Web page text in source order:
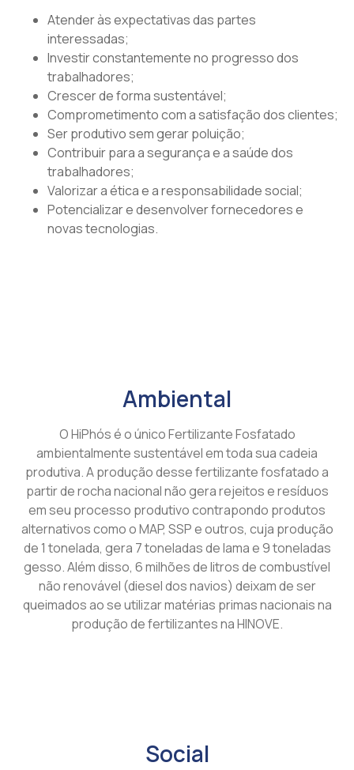
Atender às expectativas das partes
interessadas;
Investir constantemente no progresso dos
trabalhadores;
Crescer de forma sustentável;
Comprometimento com a satisfação dos clientes;
Ser produtivo sem gerar poluição;
Contribuir para a segurança e a saúde dos
trabalhadores;
Valorizar a ética e a responsabilidade social;
Potencializar e desenvolver fornecedores e
novas tecnologias.
Ambiental
O HiPhós é o único Fertilizante Fosfatado
ambientalmente sustentável em toda sua cadeia
produtiva. A produção desse fertilizante fosfatado a
partir de rocha nacional não gera rejeitos e resíduos
em seu processo produtivo contrapondo produtos
alternativos como o MAP, SSP e outros, cuja produção
de 1 tonelada, gera 7 toneladas de lama e 9 toneladas
gesso. Além disso, 6 milhões de litros de combustível
não renovável (diesel dos navios) deixam de ser
queimados ao se utilizar matérias primas nacionais na
produção de fertilizantes na HINOVE.
Social